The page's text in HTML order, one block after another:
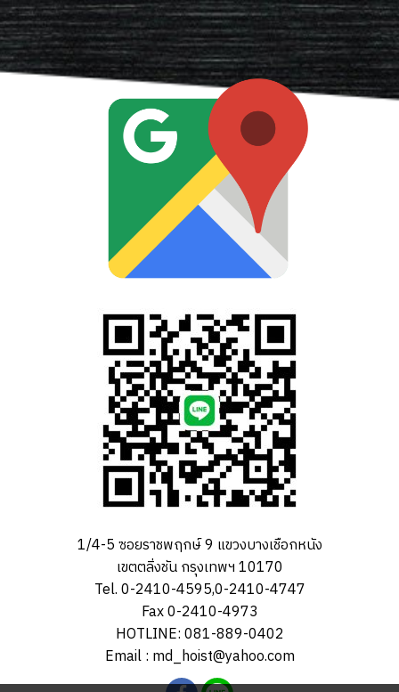
1/4-5 ซอยราชพฤกษ์ 9 แขวงบางเชือกหนัง
เขตตลิ่งชัน กรุงเทพฯ 10170
Tel. 0-2410-4595,0-2410-4747
Fax 0-2410-4973
HOTLINE: 081-889-0402
Email : md_hoist@yahoo.com